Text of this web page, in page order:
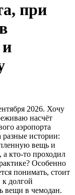
при
2026. Хочу
насчёт
аэропорта
истории:
вещь и
а кто-то проходил
Особенно
понимать, стоит
к долгой
вещи в чемодан.